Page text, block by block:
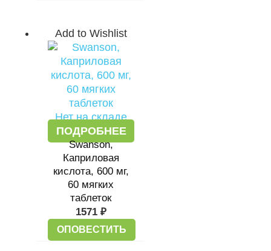
Add to Wishlist
Нет на складе
ПОДРОБНЕЕ
Swanson,
Каприловая
кислота, 600 мг,
60 мягких
таблеток
1571 ₽
ОПОВЕСТИТЬ